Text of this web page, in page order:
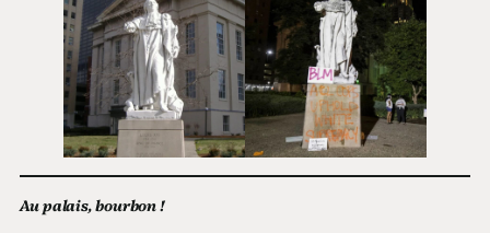
Au palais, bourbon !